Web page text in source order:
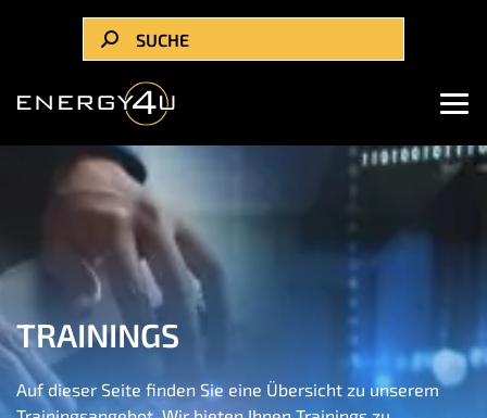
TRAININGS
Auf dieser Seite finden Sie eine Übersicht zu unserem